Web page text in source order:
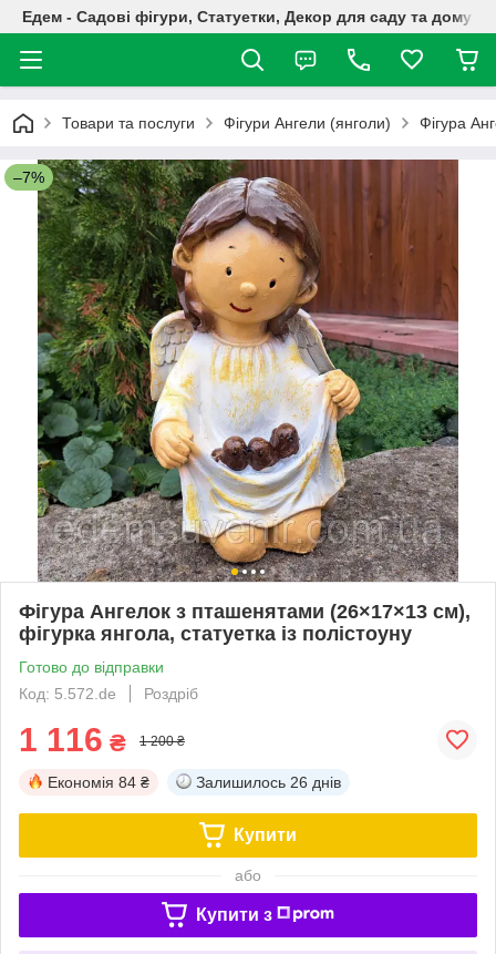
Едем - Садові фігури, Статуетки, Декор для саду та дому
Товари та послуги Фігури Ангели (янголи) Фігура
–7%
Фігура Ангелок з пташенятами (26×17×13 см),
фігурка янгола, статуетка із полістоуну
Готово до відправки
Код: 5.572.de
Роздріб
1 116 ₴ 1 200 ₴
Економія 84 ₴ Залишилось 26 днів
Купити
або
Купити з